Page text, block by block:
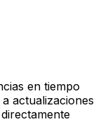
en tiempo
actualizaciones